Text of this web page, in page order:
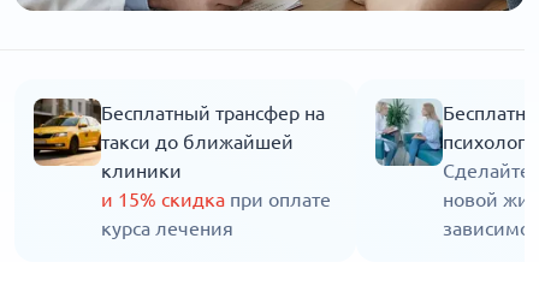
Бесплатный трансфер на
такси до ближайшей
клиники
и 15% скидка при оплате
курса лечения
психолога
Сделайте
новой